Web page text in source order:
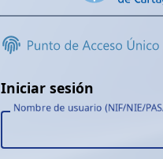
Iniciar sesión
Nombre de usuario (NIF/NIE/